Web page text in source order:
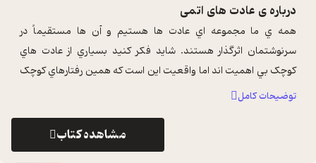
درباره ی عادت های اتمی
همه ي ما مجموعه اي عادت ها هستيم و آن ها مستقيماً در
سرنوشتمان اثرگذار هستند. شايد فکر کنيد بسياري از عادت هاي
کوچک بي اهميت اند اما واقعيت اين است که همين رفتارهاي کوچک
هستند که باعث اتفاقات بزرگ مي ...
توضیحات کامل
مشاهده کتاب